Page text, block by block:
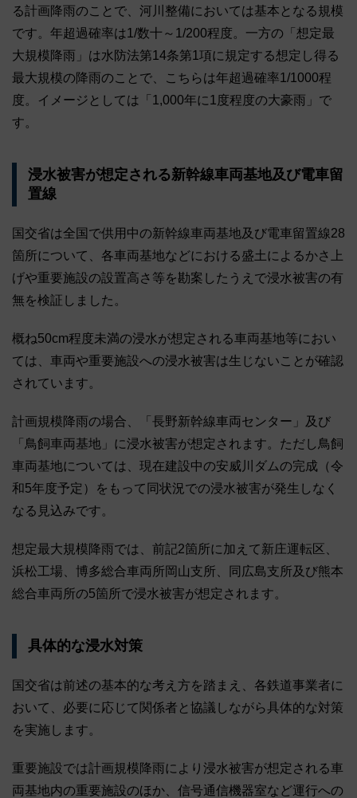
る計画降雨のことで、河川整備においては基本となる規模
です。年超過確率は1/数十～1/200程度。一方の「想定最
大規模降雨」は水防法第14条第1項に規定する想定し得る
最大規模の降雨のことで、こちらは年超過確率1/1000程
度。イメージとしては「1,000年に1度程度の大豪雨」で
す。
浸水被害が想定される新幹線車両基地及び電車留
置線
国交省は全国で供用中の新幹線車両基地及び電車留置線28
箇所について、各車両基地などにおける盛土によるかさ上
げや重要施設の設置高さ等を勘案したうえで浸水被害の有
無を検証しました。
概ね50cm程度未満の浸水が想定される車両基地等におい
ては、車両や重要施設への浸水被害は生じないことが確認
されています。
計画規模降雨の場合、「長野新幹線車両センター」及び
「鳥飼車両基地」に浸水被害が想定されます。ただし鳥飼
車両基地については、現在建設中の安威川ダムの完成（令
和5年度予定）をもって同状況での浸水被害が発生しなく
なる見込みです。
想定最大規模降雨では、前記2箇所に加えて新庄運転区、
浜松工場、博多総合車両所岡山支所、同広島支所及び熊本
総合車両所の5箇所で浸水被害が想定されます。
具体的な浸水対策
国交省は前述の基本的な考え方を踏まえ、各鉄道事業者に
おいて、必要に応じて関係者と協議しながら具体的な対策
を実施します。
重要施設では計画規模降雨により浸水被害が想定される車
両基地内の重要施設のほか、信号通信機器室など運行への